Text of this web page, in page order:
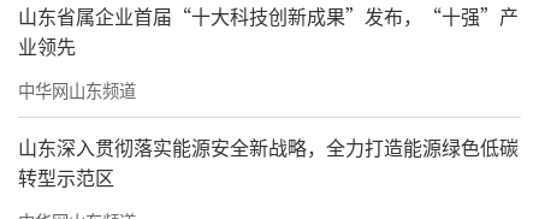
山东省属企业首届“十大科技创新成果”发布，“十强”产
业领先
中华网山东频道
山东深入贯彻落实能源安全新战略，全力打造能源绿色低碳
转型示范区